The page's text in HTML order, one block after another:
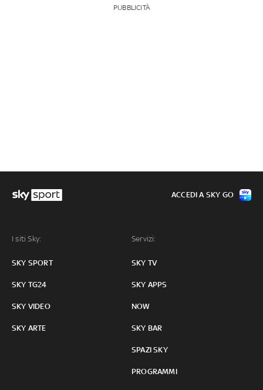
PUBBLICITÀ
I siti Sky:
SKY SPORT
SKY TG24
SKY VIDEO
SKY ARTE
Servizi:
SKY TV
SKY APPS
NOW
SKY BAR
SPAZI SKY
PROGRAMMI
ACCEDI A SKY GO